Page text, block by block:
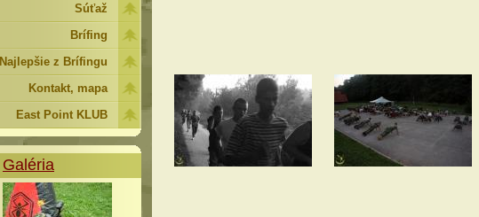
Súťaž
Brífing
Najlepšie z Brífingu
Kontakt, mapa
East Point KLUB
Galéria